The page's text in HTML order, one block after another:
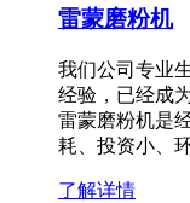
雷蒙磨粉机
我们公司专业
经验，已经成
雷蒙磨粉机是
耗、投资小、
了解详情